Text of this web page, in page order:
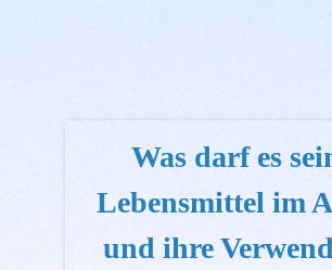
Was darf es
Lebensmittel im
und ihre